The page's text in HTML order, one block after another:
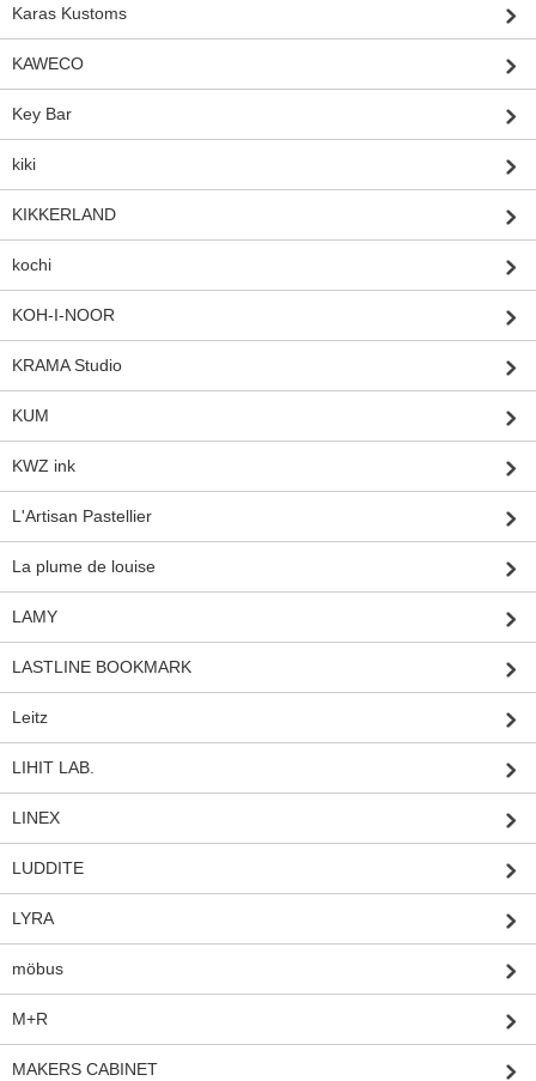
Karas Kustoms
KAWECO
Key Bar
kiki
KIKKERLAND
kochi
KOH-I-NOOR
KRAMA Studio
KUM
KWZ ink
L'Artisan Pastellier
La plume de louise
LAMY
LASTLINE BOOKMARK
Leitz
LIHIT LAB.
LINEX
LUDDITE
LYRA
möbus
M+R
MAKERS CABINET